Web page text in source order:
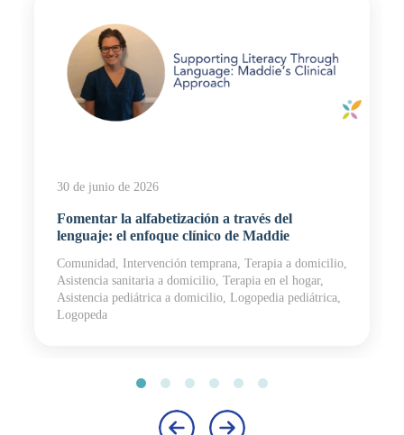
30 de junio de 2026
Fomentar la alfabetización a través del
lenguaje: el enfoque clínico de Maddie
Comunidad, Intervención temprana, Terapia a domicilio,
Asistencia sanitaria a domicilio, Terapia en el hogar,
Asistencia pediátrica a domicilio, Logopedia pediátrica,
Logopeda